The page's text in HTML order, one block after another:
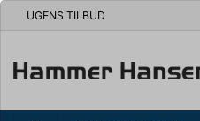
UGENS TILBUD